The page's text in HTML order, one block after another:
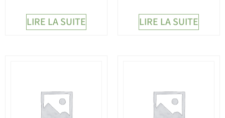
LIRE LA SUITE LIRE LA SUITE